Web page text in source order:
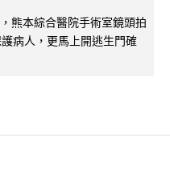
熊本綜合醫院手術室鏡頭拍
病人，更馬上開逃生門確